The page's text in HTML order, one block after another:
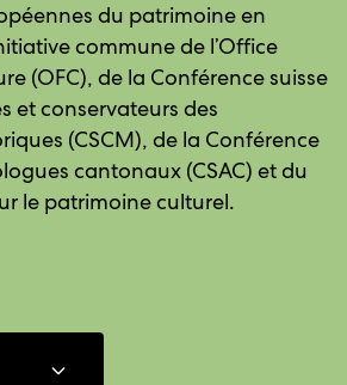
du patrimoine en
commune de l’Office
(OFC), de la Conférence suisse
et conservateurs des
(CSCM), de la Conférence
cantonaux (CSAC) et du
le patrimoine culturel.